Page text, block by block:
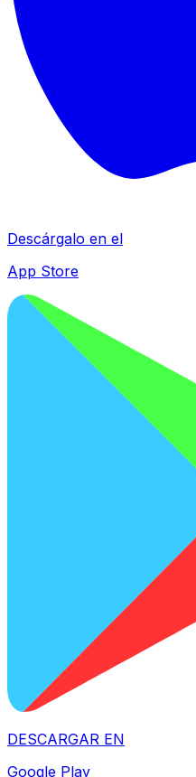
Descárgalo en el
App Store
DESCARGAR EN
Google Play